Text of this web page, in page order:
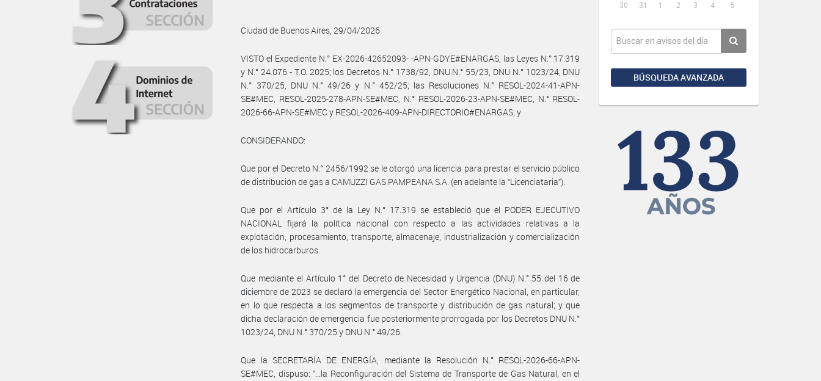
30
31 1 2 3 4 5
BÚSQUEDA AVANZADA
Ciudad de Buenos Aires, 29/04/2026
VISTO el Expediente N.° EX-2026-42652093- -APN-GDYE#ENARGAS, las Leyes N.° 17.319
y N.° 24.076 - T.O. 2025; los Decretos N.° 1738/92, DNU N.° 55/23, DNU N.° 1023/24, DNU
N.° 370/25, DNU N.° 49/26 y N.° 452/25; las Resoluciones N.° RESOL-2024-41-APN-
SE#MEC, RESOL-2025-278-APN-SE#MEC, N.° RESOL-2026-23-APN-SE#MEC, N.° RESOL-
2026-66-APN-SE#MEC y RESOL-2026-409-APN-DIRECTORIO#ENARGAS; y
CONSIDERANDO:
Que por el Decreto N.° 2456/1992 se le otorgó una licencia para prestar el servicio público
de distribución de gas a CAMUZZI GAS PAMPEANA S.A. (en adelante la “Licenciataria”).
Que por el Artículo 3° de la Ley N.° 17.319 se estableció que el PODER EJECUTIVO
NACIONAL fijará la política nacional con respecto a las actividades relativas a la
explotación, procesamiento, transporte, almacenaje, industrialización y comercialización
de los hidrocarburos.
Que mediante el Artículo 1° del Decreto de Necesidad y Urgencia (DNU) N.° 55 del 16 de
diciembre de 2023 se declaró la emergencia del Sector Energético Nacional, en particular,
en lo que respecta a los segmentos de transporte y distribución de gas natural; y que
dicha declaración de emergencia fue posteriormente prorrogada por los Decretos DNU N.°
1023/24, DNU N.° 370/25 y DNU N.° 49/26.
Que la SECRETARÍA DE ENERGÍA, mediante la Resolución N.° RESOL-2026-66-APN-
SE#MEC, dispuso: “…la Reconfiguración del Sistema de Transporte de Gas Natural, en el